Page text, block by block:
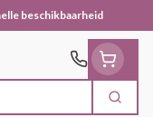
beschikbaarheid
Zoek